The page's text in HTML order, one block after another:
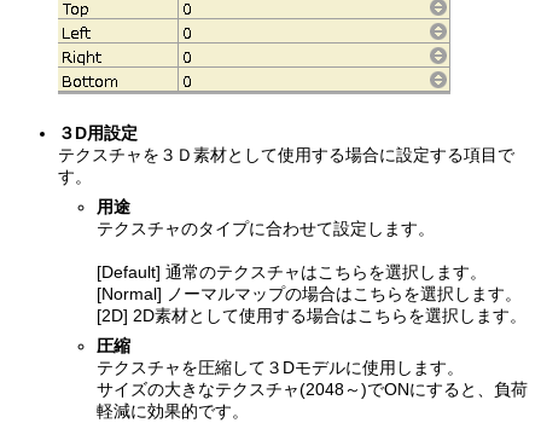
３D用設定
テクスチャを３Ｄ素材として使用する場合に設定する項目で
す。
用途
テクスチャのタイプに合わせて設定します。
[Default] 通常のテクスチャはこちらを選択します。
[Normal] ノーマルマップの場合はこちらを選択します。
[2D] 2D素材として使用する場合はこちらを選択します。
圧縮
テクスチャを圧縮して３Dモデルに使用します。
サイズの大きなテクスチャ(2048～)でONにすると、負荷
軽減に効果的です。